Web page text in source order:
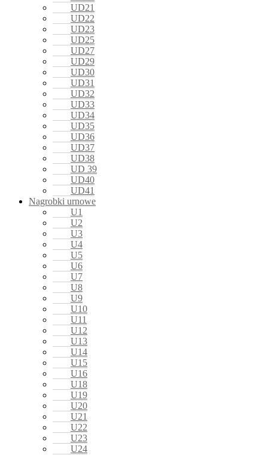
UD21
UD22
UD23
UD25
UD27
UD29
UD30
UD31
UD32
UD33
UD34
UD35
UD36
UD37
UD38
UD 39
UD40
UD41
Nagrobki urnowe
U1
U2
U3
U4
U5
U6
U7
U8
U9
U10
U11
U12
U13
U14
U15
U16
U18
U19
U20
U21
U22
U23
U24